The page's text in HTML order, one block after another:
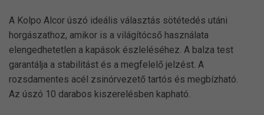
A Kolpo Alcor úszó ideális választás sötétedés utáni
horgászathoz, amikor is a világítócső használata
elengedhetetlen a kapások észleléséhez. A balza test
garantálja a stabilitást és a megfelelő jelzést. A
rozsdamentes acél zsinórvezető tartós és megbízható.
Az úszó 10 darabos kiszerelésben kapható.